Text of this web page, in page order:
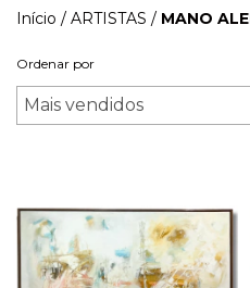
Início / ARTISTAS / MANO
Ordenar por